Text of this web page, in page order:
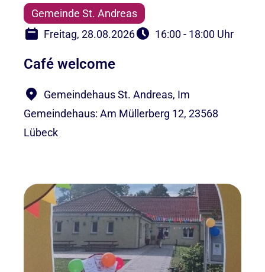
Gemeinde St. Andreas
Freitag, 28.08.2026
16:00 - 18:00 Uhr
Café welcome
Gemeindehaus St. Andreas, Im
Gemeindehaus: Am Müllerberg 12, 23568
Lübeck